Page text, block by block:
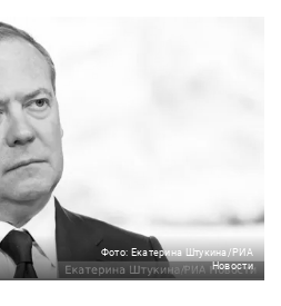
Фото: Екатерина Штукина/РИА
Новости